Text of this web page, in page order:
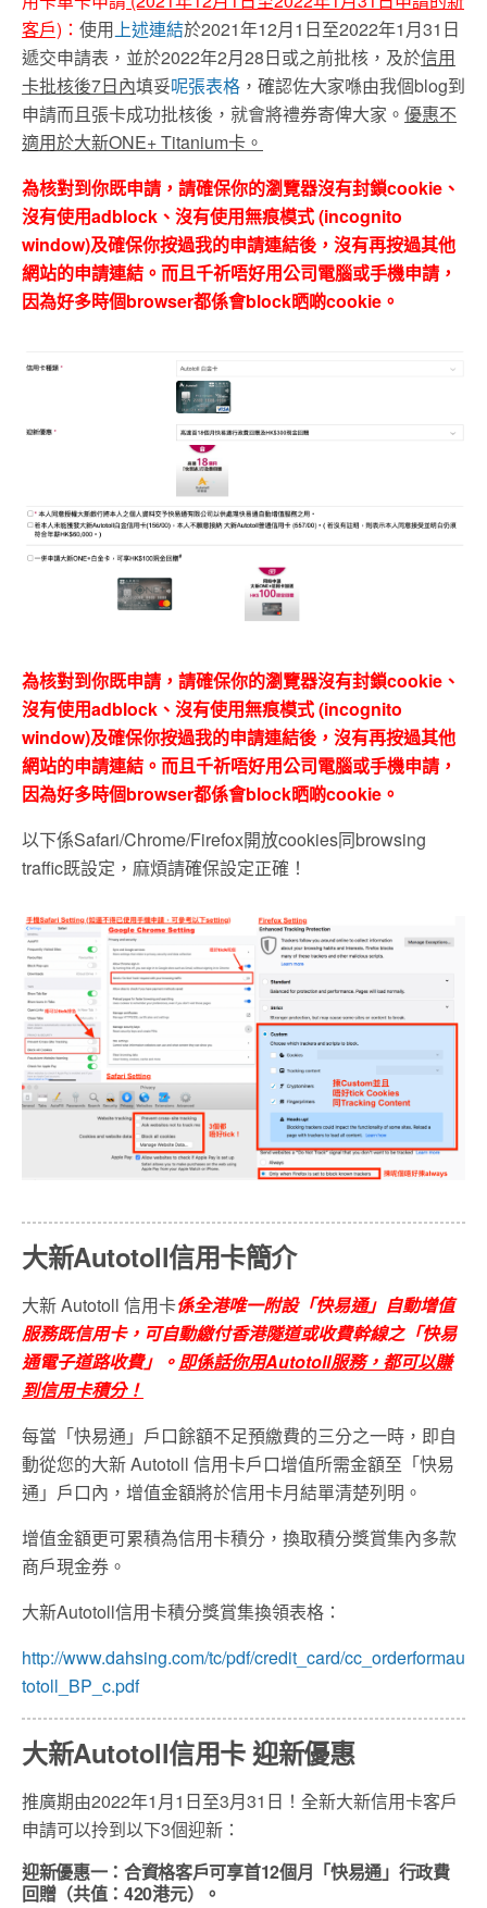
客戶) ： 使用上述連結於2021年12月1日至2022年1月31日
遞交申請表，並於2022年2月28日或之前批核，及於信用
卡批核後7日內填妥呢張表格 ，確認佐大家喺由我個blog到
申請而且張卡成功批核後，就會將禮券寄俾大家。 優惠不
適用於大新ONE+ Titanium卡。
為核對到你既申請，請確保你的瀏覽器沒有封鎖cookie、
沒有使用adblock、沒有使用無痕模式 (incognito
window)及確保你按過我的申請連結後，沒有再按過其他
網站的申請連結。而且千祈唔好用公司電腦或手機申請，
因為好多時個browser都係會block晒啲cookie。
為核對到你既申請，請確保你的瀏覽器沒有封鎖cookie、
沒有使用adblock、沒有使用無痕模式 (incognito
window)及確保你按過我的申請連結後，沒有再按過其他
網站的申請連結。而且千祈唔好用公司電腦或手機申請，
因為好多時個browser都係會block晒啲cookie。
以下係Safari/Chrome/Firefox開放cookies同browsing
traffic既設定，麻煩請確保設定正確！
大新Autotoll信用卡簡介
大新 Autotoll 信用卡係全港唯一附設「快易通」自動增值
服務既信用卡，可自動繳付香港隧道或收費幹線之「快易
通電子道路收費」。即係話你用Autotoll服務，都可以賺
到信用卡積分！
每當「快易通」戶口餘額不足預繳費的三分之一時，即自
動從您的大新 Autotoll 信用卡戶口增值所需金額至「快易
通」戶口內，增值金額將於信用卡月結單清楚列明。
增值金額更可累積為信用卡積分，換取積分獎賞集內多款
商戶現金券。
大新Autotoll信用卡積分獎賞集換領表格：
http://www.dahsing.com/tc/pdf/credit_card/cc_orderformau
totoll_BP_c.pdf
大新Autotoll信用卡 迎新優惠
推廣期由2022年1月1日至3月31日！全新大新信用卡客戶
申請可以拎到以下3個迎新：
迎新優惠一：合資格客戶可享首12個月「快易通」行政費
回贈（共值：420港元）。